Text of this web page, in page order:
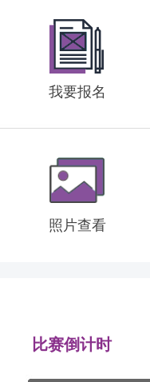
我要报名
照片查看
比赛倒计时